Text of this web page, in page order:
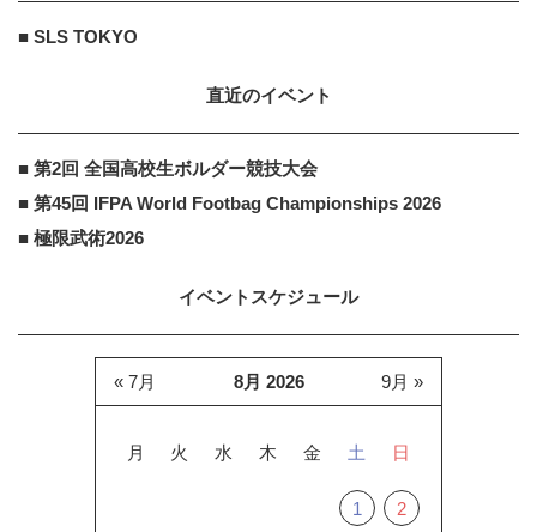
■ SLS TOKYO
直近のイベント
■ 第2回 全国高校生ボルダー競技大会
■ 第45回 IFPA World Footbag Championships 2026
■ 極限武術2026
イベントスケジュール
8月 2026
月 火 水 木 金 土 日
1 2
« 7月 9月 »